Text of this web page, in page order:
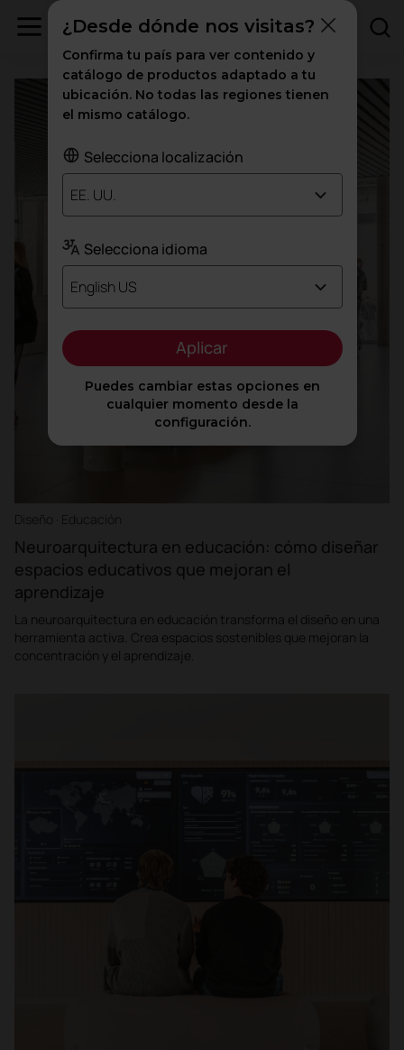
Educación
Diseño · Educación
Neuroarquitectura en educación: cómo diseñar
espacios educativos que mejoran el
aprendizaje
La neuroarquitectura en educación transforma el diseño en una
herramienta activa. Crea espacios sostenibles que mejoran la
concentración y el aprendizaje.
¿Desde dónde nos visitas?
Confirma tu país para ver contenido y
catálogo de productos adaptado a tu
ubicación. No todas las regiones tienen
el mismo catálogo.
Selecciona localización
EE. UU.
Selecciona idioma
English US
Aplicar
Puedes cambiar estas opciones en
cualquier momento desde la
configuración.